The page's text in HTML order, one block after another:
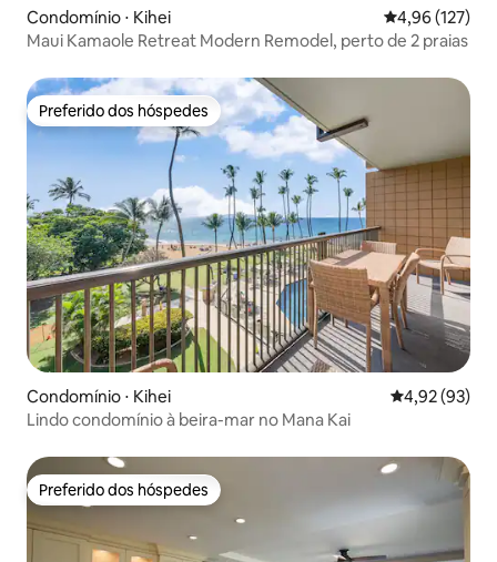
Condomínio ⋅ Kihei 4,96 de uma
4,96 (127)
Maui Kamaole Retreat Modern Remodel, perto de 2 praias
Preferido dos hóspedes
Preferido dos hóspedes
Condomínio ⋅ Kihei 4,92 de uma
4,92 (93)
Lindo condomínio à beira-mar no Mana Kai
Preferido dos hóspedes
Preferido dos hóspedes